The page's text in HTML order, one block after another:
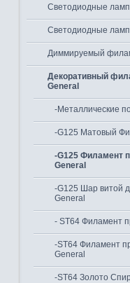
Светодиодные
Светодиодные
Диммируемый
Декоративный
General
-Металлические
-G125 Матовый
-G125 Филамент
General
-G125 Шар витой
General
- ST64 Филамент
-ST64 Филамент
General
-ST64 Золото